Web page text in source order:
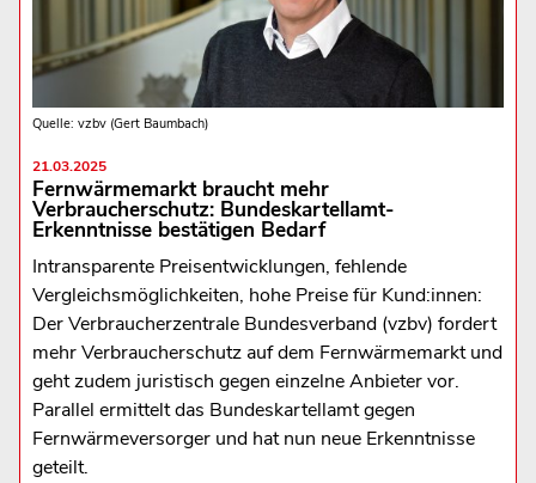
Quelle: vzbv (Gert Baumbach)
21.03.2025
Fernwärmemarkt braucht mehr
Verbraucherschutz: Bundeskartellamt-
Erkenntnisse bestätigen Bedarf
Intransparente Preisentwicklungen, fehlende
Vergleichsmöglichkeiten, hohe Preise für Kund:innen:
Der Verbraucherzentrale Bundesverband (vzbv) fordert
mehr Verbraucherschutz auf dem Fernwärmemarkt und
geht zudem juristisch gegen einzelne Anbieter vor.
Parallel ermittelt das Bundeskartellamt gegen
Fernwärmeversorger und hat nun neue Erkenntnisse
geteilt.